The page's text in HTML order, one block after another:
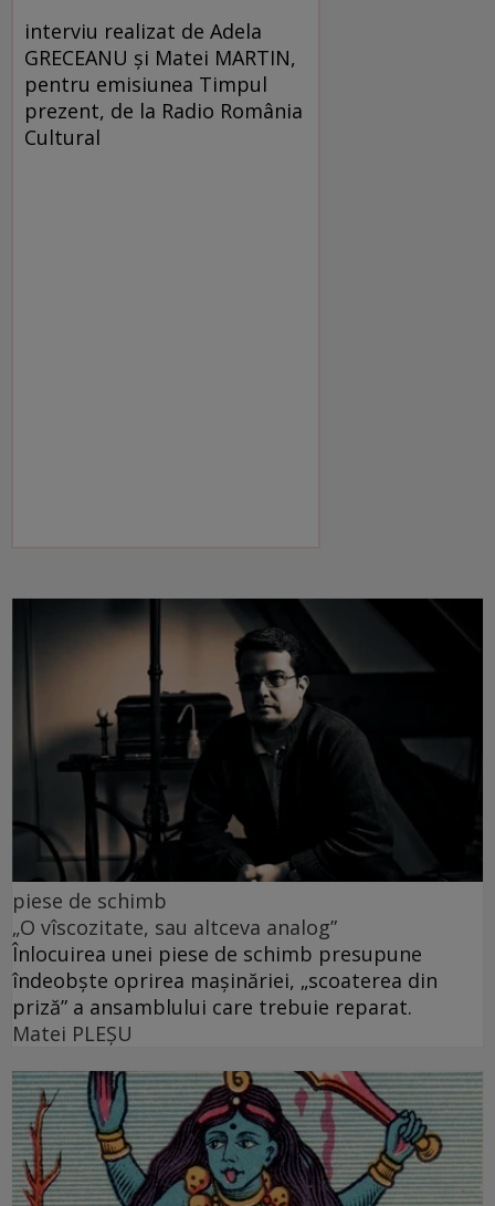
interviu realizat de Adela
GRECEANU şi Matei MARTIN,
pentru emisiunea Timpul
prezent, de la Radio România
Cultural
piese de schimb
„O vîscozitate, sau altceva analog”
Înlocuirea unei piese de schimb presupune
îndeobște oprirea mașinăriei, „scoaterea din
priză” a ansamblului care trebuie reparat.
Matei PLEŞU